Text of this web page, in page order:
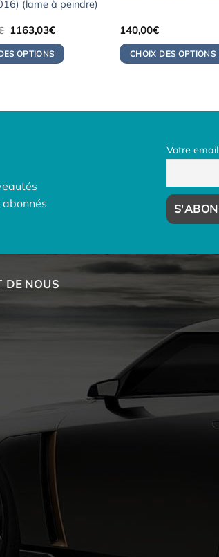
(lame à peindre)
Le
initial
était :
1163,03€Le
actuel
est :
OPTIONS
140,00€
CHOIX DES OPTIONS
Votre email
DE NOUS